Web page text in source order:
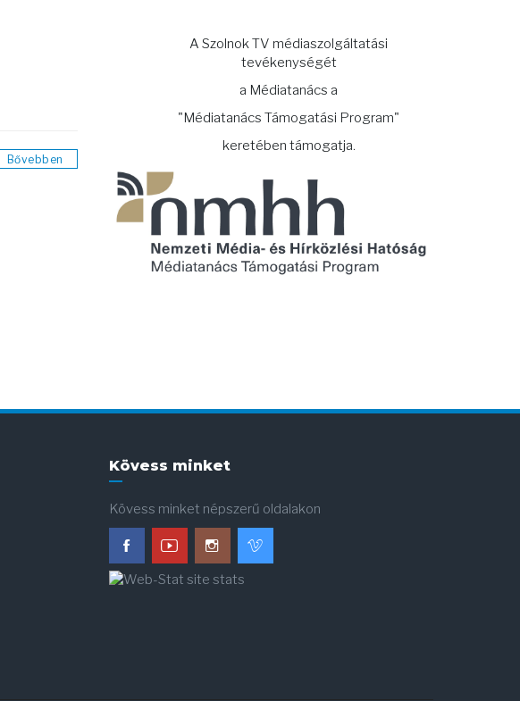
Bővebben
A Szolnok TV médiaszolgáltatási
tevékenységét
a Médiatanács a
"Médiatanács Támogatási Program"
keretében támogatja.
Kövess minket
Kövess minket népszerű oldalakon